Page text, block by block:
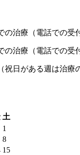
治療（電話での受
治療（電話での受
祝日がある週は治療
土
1
8
15